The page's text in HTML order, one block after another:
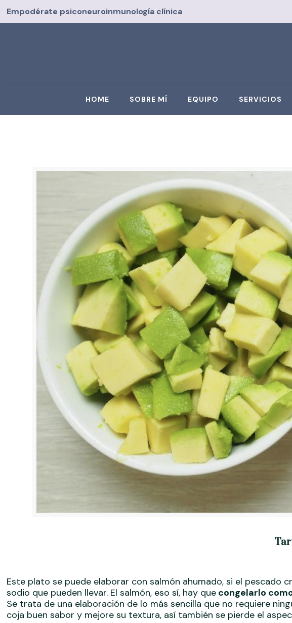
Empodérate psiconeuroinmunología clínica
HOME SOBRE MÍ EQUIPO SERVICIOS
Este plato se puede elaborar con salmón ahumado, si el pescado
sodio que pueden llevar. El salmón, eso sí, hay que congelarlo
Se trata de una elaboración de lo más sencilla que no requiere
coja buen sabor y mejore su textura, así también se pierde el